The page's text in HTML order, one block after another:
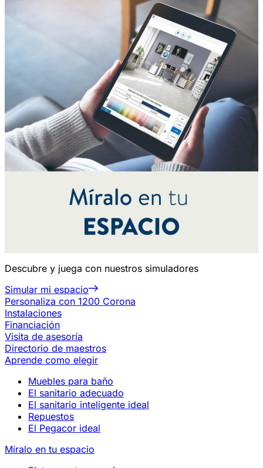
Descubre y juega con nuestros simuladores
Simular mi espacio
Personaliza con 1200 Corona
Instalaciones
Financiación
Visita de asesoría
Directorio de maestros
Aprende como elegir
Muebles para baño
El sanitario adecuado
El sanitario inteligente ideal
Repuestos
El Pegacor ideal
Míralo en tu espacio